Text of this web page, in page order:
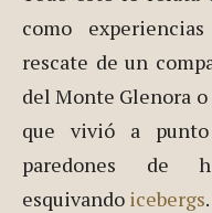
como
rescate de un
del Monte Glenora
que vivió a
paredones de
esquivando icebergs.